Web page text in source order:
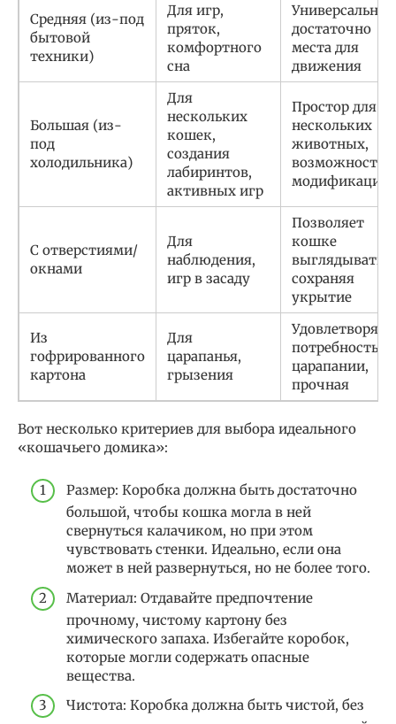
Средняя (из-под
бытовой
техники)
Для игр,
пряток,
комфортного
сна
достаточно
места для
движения
Большая (из-
под
холодильника)
Для
нескольких
кошек,
создания
лабиринтов,
активных игр
Простор для
нескольких
животных,
возможность
модификации
С отверстиями/
окнами
Для
наблюдения,
игр в засаду
Позволяет
кошке
выглядывать,
сохраняя
укрытие
Из
гофрированного
картона
Для
царапанья,
грызения
Удовлетворяет
потребность в
царапании,
прочная
Вот несколько критериев для выбора идеального
«кошачьего домика»:
Размер: Коробка должна быть достаточно
большой, чтобы кошка могла в ней
свернуться калачиком, но при этом
чувствовать стенки. Идеально, если она
может в ней развернуться, но не более того.
Материал: Отдавайте предпочтение
прочному, чистому картону без
химического запаха. Избегайте коробок,
которые могли содержать опасные
вещества.
Чистота: Коробка должна быть чистой, без